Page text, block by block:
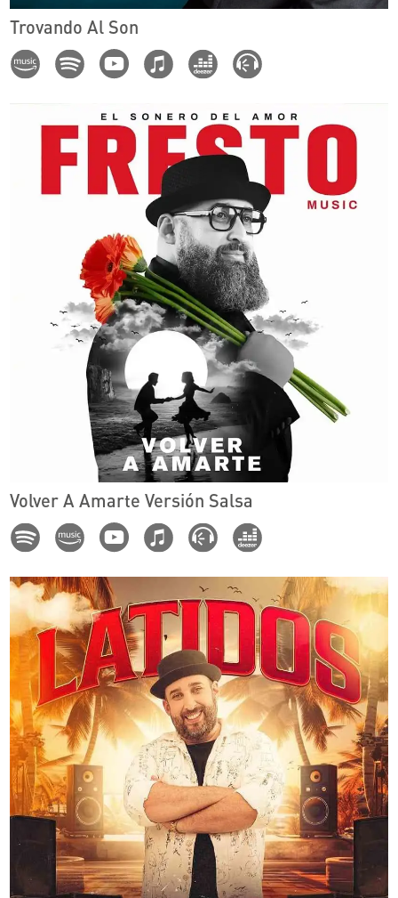
Trovando Al Son
Volver A Amarte Versión Salsa